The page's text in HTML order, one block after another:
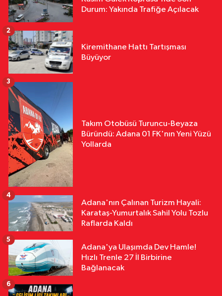
Durum: Yakında Trafiğe Açılacak
Kiremithane Hattı Tartışması
Büyüyor
2
Takım Otobüsü Turuncu-Beyaza
Büründü: Adana 01 FK'nın Yeni Yüzü
Yollarda
3
Adana'nın Çalınan Turizm Hayali:
Karataş-Yumurtalık Sahil Yolu Tozlu
Raflarda Kaldı
4
Adana'ya Ulaşımda Dev Hamle!
Hızlı Trenle 27 İl Birbirine
Bağlanacak
5
6